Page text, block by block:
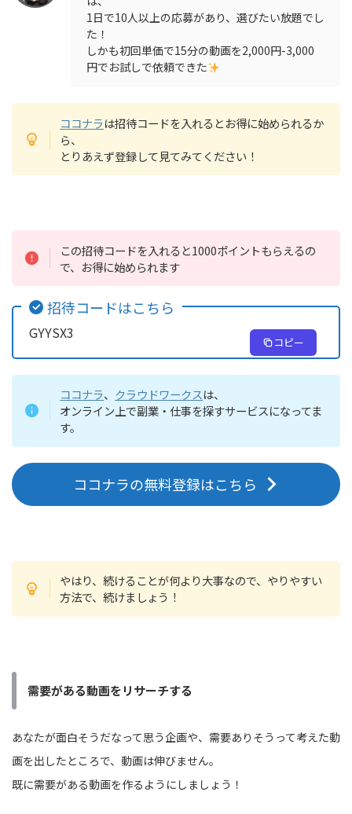
1日で10人以上の応募があり、選びたい放題でし
た！
しかも初回単価で15分の動画を2,000円-3,000
円でお試しで依頼できた
ココナラは招待コードを入れるとお得に始められるか
ら、
とりあえず登録して見てみてください！
この招待コードを入れると1000ポイントもらえるの
で、お得に始められます
招待コードはこちら
GYYSX3
コピー
ココナラ、 クラウドワークスは、
オンライン上で副業・仕事を探すサービスになってま
す。
ココナラの無料登録はこちら
やはり、続けることが何より大事なので、やりやすい
方法で、続けましょう！
需要がある動画をリサーチする
あなたが面白そうだなって思う企画や、需要ありそうって考えた動
画を出したところで、動画は伸びません。
既に需要がある動画を作るようにしましょう！